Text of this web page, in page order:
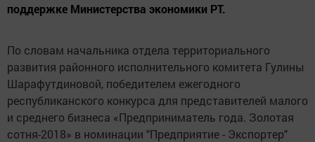
поддержке Министерства экономики РТ.
По словам начальника отдела территориального
развития районного исполнительного комитета Гулины
Шарафутдиновой, победителем ежегодного
республиканского конкурса для представителей малого
и среднего бизнеса «Предприниматель года. Золотая
сотня-2018» в номинации "Предприятие - Экспортер"